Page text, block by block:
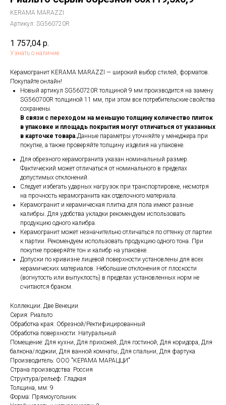
KERAMA MARAZZI
Артикул: SG560720R
1 757,04 р.
Узнать о наличие
Керамогранит KERAMA MARAZZI — широкий выбор стилей, форматов.
Покупайте онлайн!
Новый артикул SG560720R толщиной 9 мм производится на замену
SG560700R толщиной 11 мм, при этом все потребительские свойства
сохранены.
В связи с переходом на меньшую толщину количество плиток
в упаковке и площадь покрытия могут отличаться от указанных
в карточке товара.Данные параметры уточняйте у менеджера при
покупке, а также проверяйте толщину изделия на упаковке.
Для обрезного керамогранита указан номинальный размер.
Фактический может отличаться от номинального в пределах
допустимых отклонений.
Следует избегать ударных нагрузок при транспортировке, несмотря
на прочность керамогранита как отделочного материала.
Керамогранит и керамическая плитка для пола имеют разные
калибры. Для удобства укладки рекомендуем использовать
продукцию одного калибра.
Керамогранит может незначительно отличаться по оттенку от партии
к партии. Рекомендуем использовать продукцию одного тона. При
покупке проверяйте тон и калибр на упаковке.
Допуски по кривизне лицевой поверхности установлены для всех
керамических материалов. Небольшие отклонения от плоскости
(вогнутость или выпуклость) в пределах установленных норм не
считаются браком.
Коллекции: Две Венеции
Серия: Риальто
Обработка края: Обрезной/Ректифицированный
Обработка поверхности: Натуральный
Помещение: Для кухни, Для прихожей, Для гостиной, Для коридора, Для
балкона/лоджии, Для ванной комнаты, Для спальни, Для фартука
Производитель: ООО "КЕРАМА МАРАЦЦИ"
Страна производства: Россия
Структура/рельеф: Гладкая
Толщина, мм: 9
Форма: Прямоугольник